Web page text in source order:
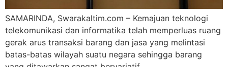
SAMARINDA, Swarakaltim.com – Kemajuan teknologi
telekomunikasi dan informatika telah memperluas ruang
gerak arus transaksi barang dan jasa yang melintasi
batas-batas wilayah suatu negara sehingga barang